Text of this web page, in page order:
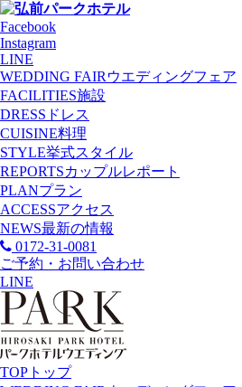
Facebook
Instagram
LINE
WEDDING FAIR ウエディングフェア
FACILITIES施設
DRESS ドレス
CUISINE料理
STYLE挙式スタイル
REPORTSカップルレポート
PLANプラン
ACCESSアクセス
NEWS最新の情報
0172-31-0081
ご予約・お問い合わせ
LINE
TOP トップ